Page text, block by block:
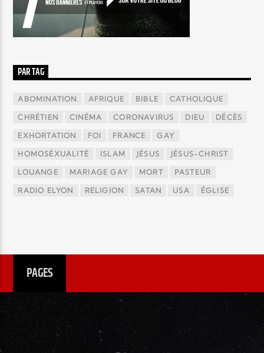
PAR TAG
ABOMINATION AFRIQUE BIBLE CATHOLIQUE
CHRÉTIEN CINÉMA CORONAVIRUS DIEU DÉCÈS
EXHORTATION FOI FRANCE GAY
HOMOSÉXUALITÉ ISLAM JÉSUS JÉSUS-CHRIST
LOUANGE MARIAGE GAY MORT PASTEUR
RADIO ELYON RELIGION SATAN USA ÉGLISE
PAGES